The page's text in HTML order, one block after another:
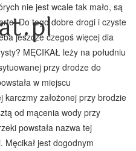
nie jest wcale tak mało, są
Do tego dobre drogi i czyste
jeszcze czegoś więcej dia
MĘCIKAŁ leży na południu
przy drodze do
w miejscu
karczmy założonej przy brodzie
od mącenia wody przy
powstała nazwa tej
Męcikał jest dogodnym